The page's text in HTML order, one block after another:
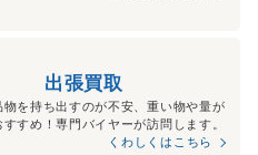
出張買取
物を持ち出すのが不安、重い物や量が
すめ！専門バイヤーが訪問します。
くわしくはこちら